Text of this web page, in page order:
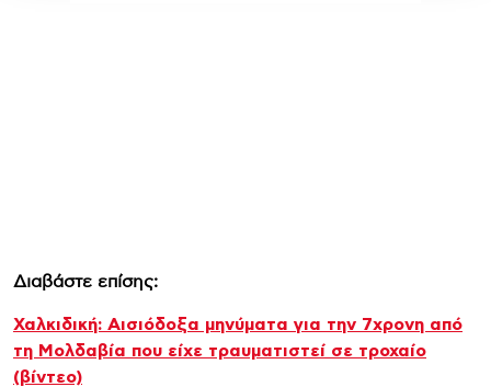
Διαβάστε επίσης:
Χαλκιδική: Αισιόδοξα μηνύματα για την 7χρονη από
τη Μολδαβία που είχε τραυματιστεί σε τροχαίο
(βίντεο)